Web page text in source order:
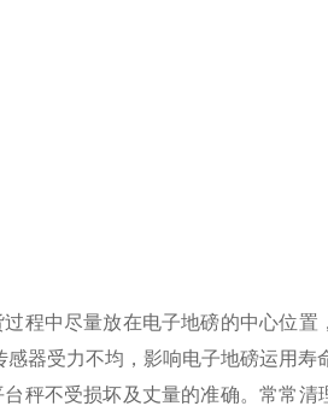
程中尽量放在电子地磅的中心位置
器受力不均，影响电子地磅运用寿
秤不受损坏及丈量的准确。常常清